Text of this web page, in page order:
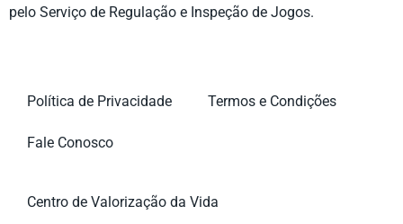
pelo Serviço de Regulação e Inspeção de Jogos.
Política de Privacidade Termos e Condições
Fale Conosco
Centro de Valorização da Vida